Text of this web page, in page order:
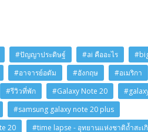
#ปัญญาประดิษฐ์ #ai คืออะไร
#อาจารย์อดัม #อังกฤษ
#อเมริกา
#รีวิวที่พัก #Galaxy Note 20
#samsung galaxy note 20 plus
20 #time lapse - อุทยานแห่งชาติถ้ำสะเ